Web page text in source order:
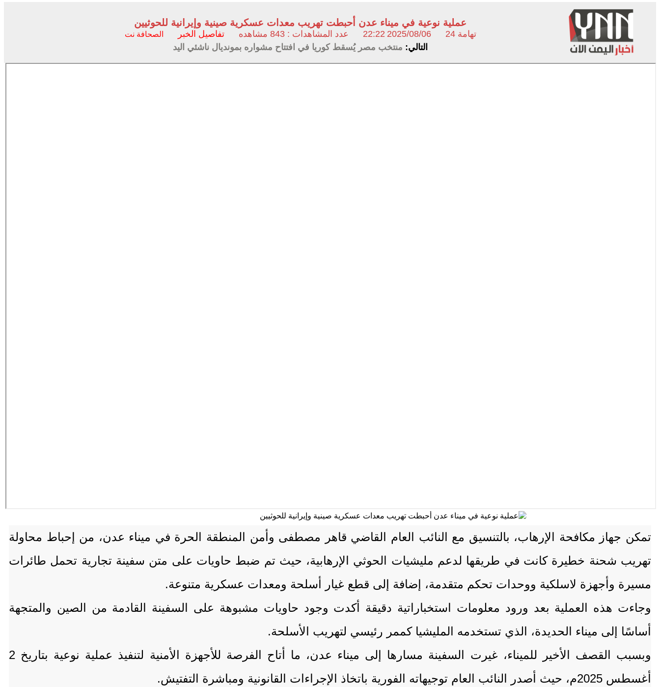
عملية نوعية في ميناء عدن أحبطت تهريب معدات عسكرية صينية وإيرانية للحوثيين
تهامة 24 2025/08/06
22:22 عدد المشاهدات : 843 مشاهده تفاصيل الخبر الصحافة نت
التالي: منتخب مصر يُسقط كوريا في افتتاح مشواره بمونديال ناشئي اليد
تمكن جهاز مكافحة الإرهاب، بالتنسيق مع النائب العام القاضي قاهر مصطفى وأمن المنطقة الحرة في ميناء عدن، من إحباط محاولة
تهريب شحنة خطيرة كانت في طريقها لدعم مليشيات الحوثي الإرهابية، حيث تم ضبط حاويات على متن سفينة تجارية تحمل طائرات
مسيرة وأجهزة لاسلكية ووحدات تحكم متقدمة، إضافة إلى قطع غيار أسلحة ومعدات عسكرية متنوعة.
وجاءت هذه العملية بعد ورود معلومات استخباراتية دقيقة أكدت وجود حاويات مشبوهة على السفينة القادمة من الصين والمتجهة
أساسًا إلى ميناء الحديدة، الذي تستخدمه المليشيا كممر رئيسي لتهريب الأسلحة.
وبسبب القصف الأخير للميناء، غيرت السفينة مسارها إلى ميناء عدن، ما أتاح الفرصة للأجهزة الأمنية لتنفيذ عملية نوعية بتاريخ 2
أغسطس 2025م، حيث أصدر النائب العام توجيهاته الفورية باتخاذ الإجراءات القانونية ومباشرة التفتيش.